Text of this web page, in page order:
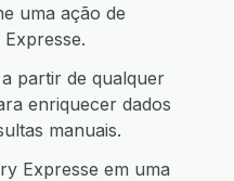
uma ação de
partir de qualquer
enriquecer dados
manuais.
Expresse em uma